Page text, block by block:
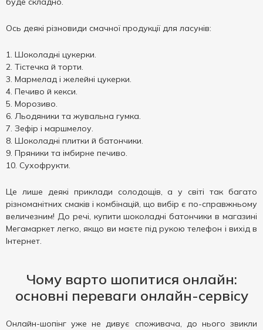
Ось деякі різновиди смачної продукції для ласунів:
Шоколадні цукерки.
Тістечка й торти.
Мармелад і желейні цукерки.
Печиво й кекси.
Морозиво.
Льодяники та жувальна гумка.
Зефір і маршмелоу.
Шоколадні плитки й батончики.
Пряники та імбирне печиво.
Сухофрукти.
Це лише деякі приклади солодощів, а у світі так багато
різноманітних смаків і комбінацій, що вибір є по-справжньому
величезним! До речі, купити шоколадні батончики в магазині
Мегамаркет легко, якщо ви маєте під рукою телефон і вихід в
Інтернет.
Чому варто шопитися онлайн:
основні переваги онлайн-сервісу
Онлайн-шопінг уже не дивує споживача, до нього звикли